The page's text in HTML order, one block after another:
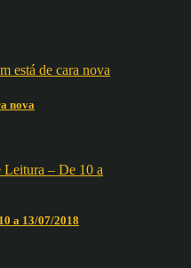
nova
a 13/07/2018